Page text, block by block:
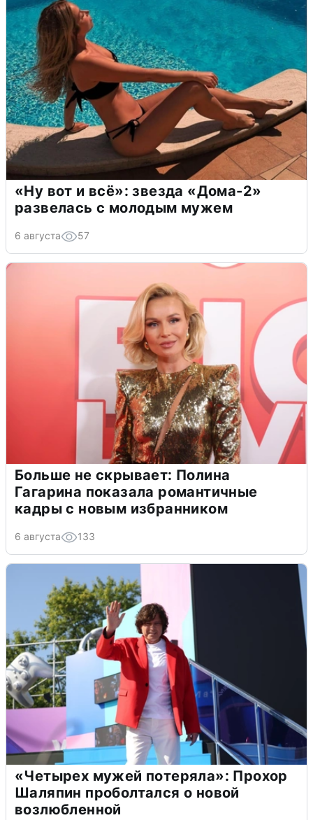
«Ну вот и всё»: звезда «Дома-2»
развелась с молодым мужем
6 августа 57
Больше не скрывает: Полина
Гагарина показала романтичные
кадры с новым избранником
6 августа 133
«Четырех мужей потеряла»: Прохор
Шаляпин проболтался о новой
возлюбленной